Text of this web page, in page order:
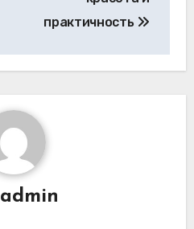
практичность
admin